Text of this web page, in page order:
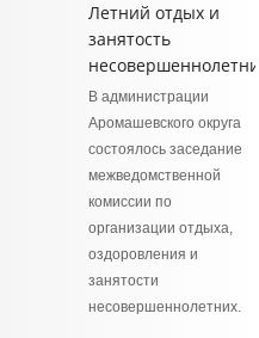
Летний отдых и
занятость
несовершеннолетних
В администрации
Аромашевского округа
состоялось заседание
межведомственной
комиссии по
организации отдыха,
оздоровления и
занятости
несовершеннолетних.